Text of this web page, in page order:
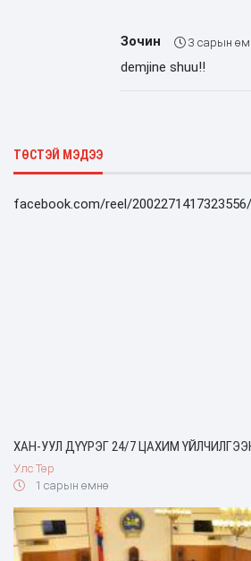
Зочин 3 сарын
demjine shuu!!
ТӨСТЭЙ МЭДЭЭ
facebook.com/reel/
ХАН-УУЛ ДҮҮРЭГ 24/7 ЦАХИМ
Улс Төр
1 сарын өмнө